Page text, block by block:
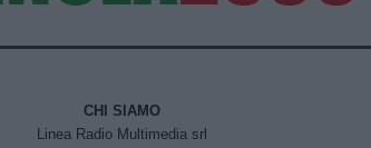
CHI SIAMO
Linea Radio Multimedia srl